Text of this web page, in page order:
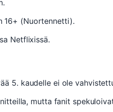
16+ (Nuortennetti).
Netflixissä.
5. kaudelle ei ole
mutta fanit